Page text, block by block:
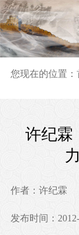
您现在的位置：
许纪
作者：许纪霖
发布时间：